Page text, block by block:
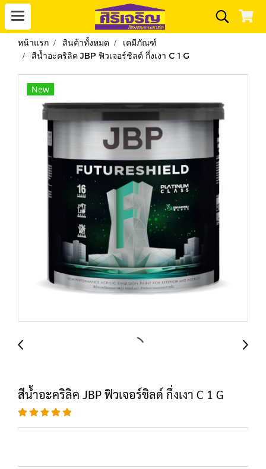
หน้าแรก สินค้าทั้งหมด
เคมีภัณฑ์
สีน้ำอะคริลิค JBP ฟิวเจอร์ชิลด์ กึ่งเงา C 1 G
New
สีน้ำอะคริลิค JBP ฟิวเจอร์ชิลด์ กึ่งเงา C 1 G